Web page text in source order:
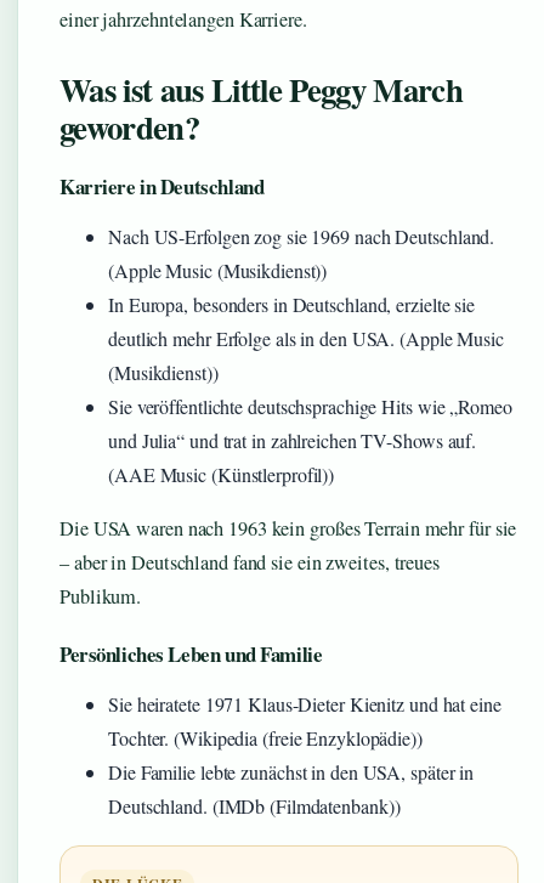
einer jahrzehntelangen Karriere.
Was ist aus Little Peggy March
geworden?
Karriere in Deutschland
Nach US-Erfolgen zog sie 1969 nach Deutschland.
(Apple Music (Musikdienst))
In Europa, besonders in Deutschland, erzielte sie
deutlich mehr Erfolge als in den USA. (Apple Music
(Musikdienst))
Sie veröffentlichte deutschsprachige Hits wie „Romeo
und Julia“ und trat in zahlreichen TV-Shows auf.
(AAE Music (Künstlerprofil))
Die USA waren nach 1963 kein großes Terrain mehr für sie
– aber in Deutschland fand sie ein zweites, treues
Publikum.
Persönliches Leben und Familie
Sie heiratete 1971 Klaus-Dieter Kienitz und hat eine
Tochter. (Wikipedia (freie Enzyklopädie))
Die Familie lebte zunächst in den USA, später in
Deutschland. (IMDb (Filmdatenbank))